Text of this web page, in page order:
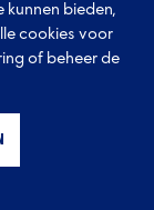
bieden,
cookies voor
of beheer de